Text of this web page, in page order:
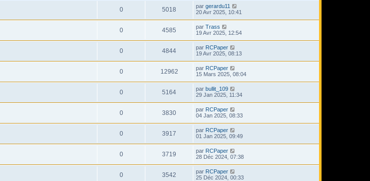
0 5018 par gerardu11
20 Avr 2025, 10:41
0 4585 par Trass
19 Avr 2025, 12:54
0 4844 par RCPaper
19 Avr 2025, 08:13
0 12962 par RCPaper
15 Mars 2025, 08:04
0 5164 par bullit_109
29 Jan 2025, 11:34
0 3830 par RCPaper
04 Jan 2025, 08:33
0 3917 par RCPaper
01 Jan 2025, 09:49
0 3719 par RCPaper
28 Déc 2024, 07:38
0 3542 par RCPaper
25 Déc 2024, 00:33